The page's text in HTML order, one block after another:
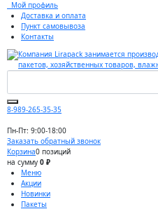
Мой профиль
Доставка и оплата
Пункт самовывоза
Контакты
8-989-265-35-35
Пн-Пт: 9:00-18:00
Заказать обратный звонок
Корзина0 позиций
на сумму 0 ₽
Меню
Акции
Новинки
Пакеты